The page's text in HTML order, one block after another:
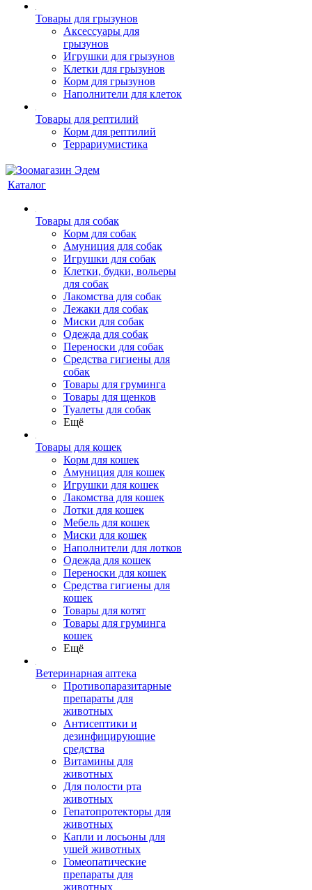
Товары для грызунов
Аксессуары для
грызунов
Игрушки для грызунов
Клетки для грызунов
Корм для грызунов
Наполнители для клеток
Товары для рептилий
Корм для рептилий
Террариумистика
Каталог
Товары для собак
Корм для собак
Амуниция для собак
Игрушки для собак
Клетки, будки, вольеры
для собак
Лакомства для собак
Лежаки для собак
Миски для собак
Одежда для собак
Переноски для собак
Средства гигиены для
собак
Товары для груминга
Товары для щенков
Туалеты для собак
Ещё
Товары для кошек
Корм для кошек
Амуниция для кошек
Игрушки для кошек
Лакомства для кошек
Лотки для кошек
Мебель для кошек
Миски для кошек
Наполнители для лотков
Одежда для кошек
Переноски для кошек
Средства гигиены для
кошек
Товары для котят
Товары для груминга
кошек
Ещё
Ветеринарная аптека
Противопаразитарные
препараты для
животных
Антисептики и
дезинфицирующие
средства
Витамины для
животных
Для полости рта
животных
Гепатопротекторы для
животных
Капли и лосьоны для
ушей животных
Гомеопатические
препараты для
животных